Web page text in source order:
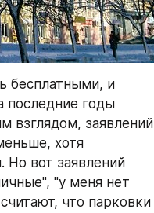
бесплатными, и
последние годы
взглядом, заявлений
хотя
Но вот заявлений
"у меня нет
что парковки